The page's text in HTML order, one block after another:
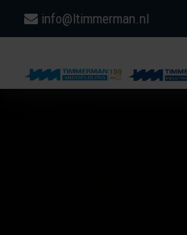
info@ltimmerman.nl